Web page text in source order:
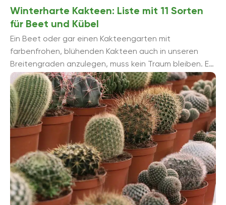
Winterharte Kakteen: Liste mit 11 Sorten
für Beet und Kübel
Ein Beet oder gar einen Kakteengarten mit
farbenfrohen, blühenden Kakteen auch in unseren
Breitengraden anzulegen, muss kein Traum bleiben. Es
gibt tatsächlich einige winterharte Arten, die das
ganze ...